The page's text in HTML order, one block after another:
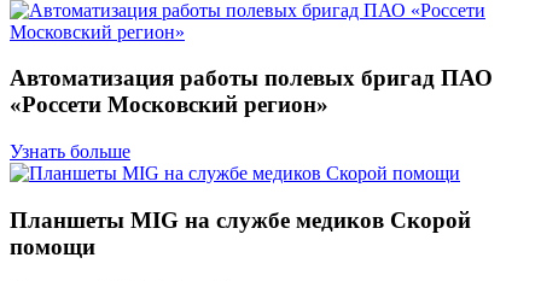
Автоматизация работы полевых бригад ПАО
«Россети Московский регион»
Узнать больше
Планшеты MIG на службе медиков Скорой
помощи